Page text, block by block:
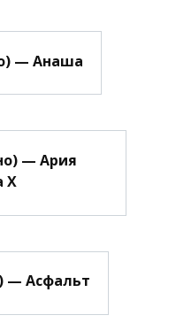
— Анаша
— Ария
Х
— Асфальт